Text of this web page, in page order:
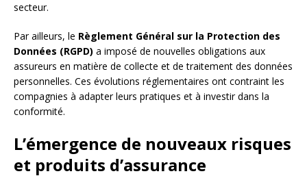
secteur.
Par ailleurs, le Règlement Général sur la Protection des
Données (RGPD) a imposé de nouvelles obligations aux
assureurs en matière de collecte et de traitement des données
personnelles. Ces évolutions réglementaires ont contraint les
compagnies à adapter leurs pratiques et à investir dans la
conformité.
L’émergence de nouveaux risques
et produits d’assurance